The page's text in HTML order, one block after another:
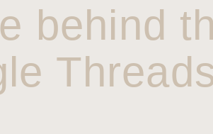
behind